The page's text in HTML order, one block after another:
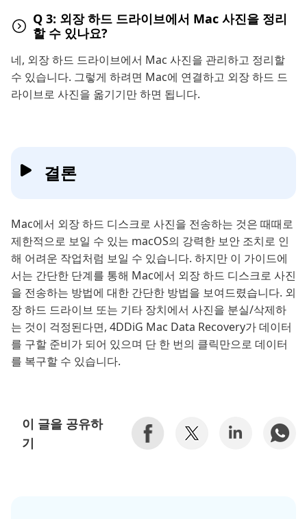
Q 3: 외장 하드 드라이브에서 Mac 사진을 정리
할 수 있나요?
네, 외장 하드 드라이브에서 Mac 사진을 관리하고 정리할
수 있습니다. 그렇게 하려면 Mac에 연결하고 외장 하드 드
라이브로 사진을 옮기기만 하면 됩니다.
결론
Mac에서 외장 하드 디스크로 사진을 전송하는 것은 때때로
제한적으로 보일 수 있는 macOS의 강력한 보안 조치로 인
해 어려운 작업처럼 보일 수 있습니다. 하지만 이 가이드에
서는 간단한 단계를 통해 Mac에서 외장 하드 디스크로 사진
을 전송하는 방법에 대한 간단한 방법을 보여드렸습니다. 외
장 하드 드라이브 또는 기타 장치에서 사진을 분실/삭제하
는 것이 걱정된다면, 4DDiG Mac Data Recovery가 데이터
를 구할 준비가 되어 있으며 단 한 번의 클릭만으로 데이터
를 복구할 수 있습니다.
이 글을 공유하
기